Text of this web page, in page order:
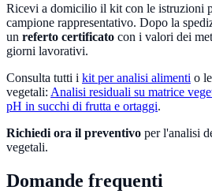
Ricevi a domicilio il kit con le istruzioni
campione rappresentativo. Dopo la
un referto certificato con i valori dei
giorni lavorativi.
Consulta tutti i kit per analisi alimenti o
vegetali: Analisi residuali su matrice
pH in succhi di frutta e ortaggi.
Richiedi ora il preventivo per l'analisi
vegetali.
Domande frequenti